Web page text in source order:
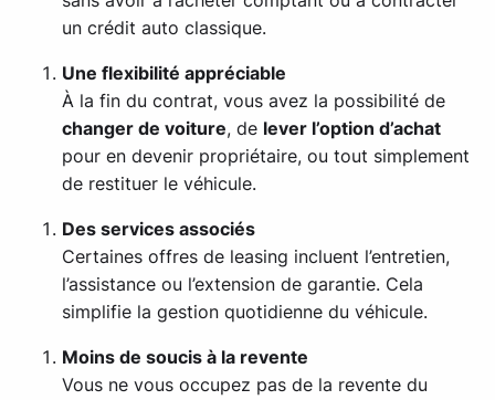
un crédit auto classique.
Une flexibilité appréciable
À la fin du contrat, vous avez la possibilité de
changer de voiture, de lever l’option d’achat
pour en devenir propriétaire, ou tout simplement
de restituer le véhicule.
Des services associés
Certaines offres de leasing incluent l’entretien,
l’assistance ou l’extension de garantie. Cela
simplifie la gestion quotidienne du véhicule.
Moins de soucis à la revente
Vous ne vous occupez pas de la revente du